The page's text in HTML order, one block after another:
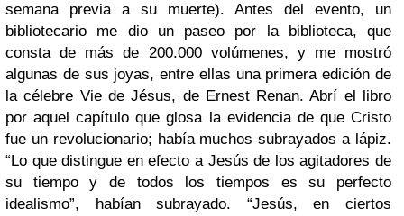
semana previa a su muerte). Antes del evento, un
bibliotecario me dio un paseo por la biblioteca, que
consta de más de 200.000 volúmenes, y me mostró
algunas de sus joyas, entre ellas una primera edición de
la célebre Vie de Jésus, de Ernest Renan. Abrí el libro
por aquel capítulo que glosa la evidencia de que Cristo
fue un revolucionario; había muchos subrayados a lápiz.
“Lo que distingue en efecto a Jesús de los agitadores de
su tiempo y de todos los tiempos es su perfecto
idealismo”, habían subrayado. “Jesús, en ciertos